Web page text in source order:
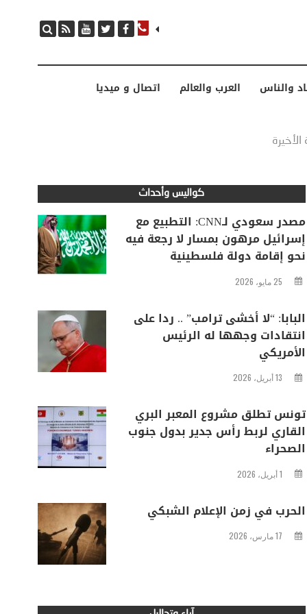
مصدر سعودي لـCNN: التطبيع مع إسرائيل مرهون بمسار لا رجعة فيه نحو إقامة دولة فلسطينية
والناس العرب والعالم اتصال و ميديا
كواليس وأحداث
مصدر سعودي لـCNN: التطبيع مع
إسرائيل مرهون بمسار لا رجعة فيه
نحو إقامة دولة فلسطينية
25 مايو، 2026
البابا: “لا أخشى ترامب” .. ردا على
انتقادات وجهها له الرئيس
الأمريكي
13 أبريل، 2026
تونس تطلق مشروع المعبر البري
القاري لربط رأس جدير بدول جنوب
الصحراء
1 أبريل، 2026
الحرب في زمن الإعلام الشبكي
17 مارس، 2026